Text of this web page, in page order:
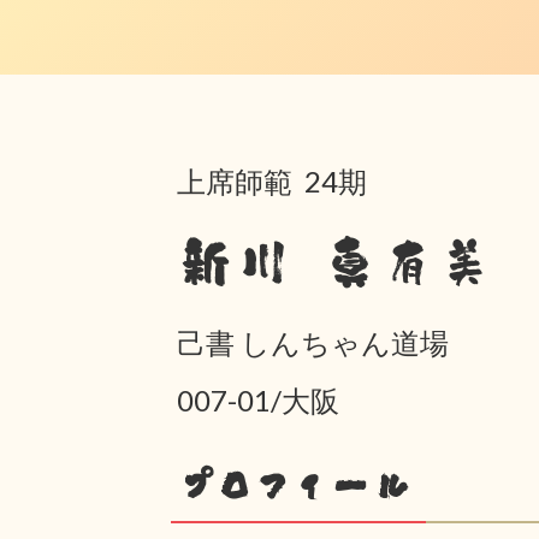
上席師範 24期
新川 真有美
己書 しんちゃん道場
007-01/大阪
プロフィール